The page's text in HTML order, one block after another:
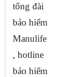
tổng đài
bảo hiểm
Manulife
, hotline
bảo hiểm